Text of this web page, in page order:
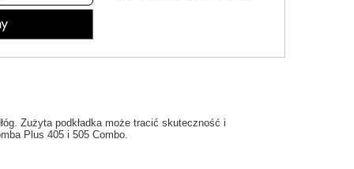
Zużyta podkładka może tracić skuteczność i
Plus 405 i 505 Combo.